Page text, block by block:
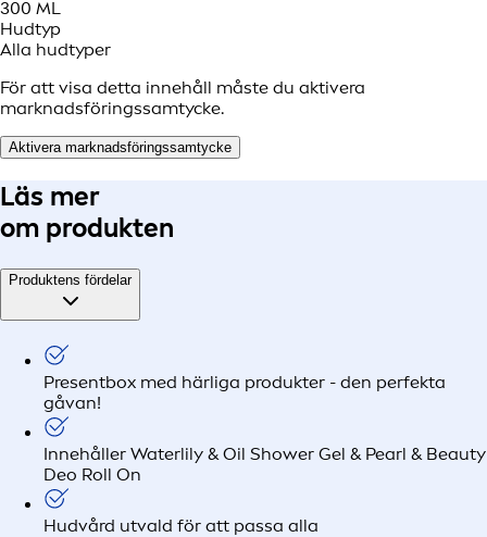
300 ML
Hudtyp
Alla hudtyper
För att visa detta innehåll måste du aktivera
marknadsföringssamtycke.
Aktivera marknadsföringssamtycke
Läs mer
om produkten
Produktens fördelar
Presentbox med härliga produkter - den perfekta
gåvan!
Innehåller Waterlily & Oil Shower Gel & Pearl & Beauty
Deo Roll On
Hudvård utvald för att passa alla